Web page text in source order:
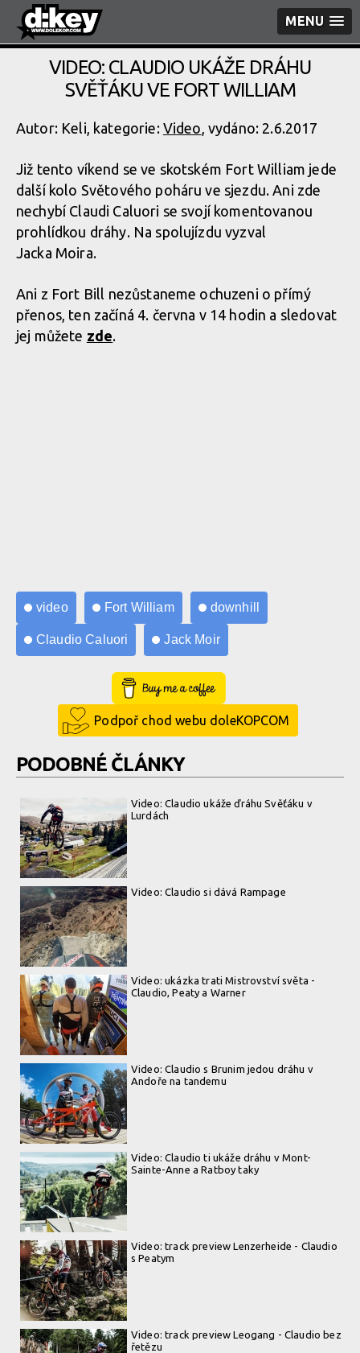
MENU
VIDEO: CLAUDIO UKÁŽE DRÁHU
SVĚŤÁKU VE FORT WILLIAM
Autor: Keli, kategorie: Video, vydáno: 2.6.2017
Již tento víkend se ve skotském Fort William jede
další kolo Světového poháru ve sjezdu. Ani zde
nechybí Claudi Caluori se svojí komentovanou
prohlídkou dráhy. Na spolujízdu vyzval
Jacka Moira.
Ani z Fort Bill nezůstaneme ochuzeni o přímý
přenos, ten začíná 4. června v 14 hodin a sledovat
jej můžete zde.
video Fort William downhill
Claudio Caluori Jack Moir
Buy Me a Coffee
Podpoř chod webu doleKOPCOM
PODOBNÉ ČLÁNKY
Video: Claudio ukáže ďráhu Svěťáku v
Lurdách
Video: Claudio si dává Rampage
Video: ukázka trati Mistrovství světa -
Claudio, Peaty a Warner
Video: Claudio s Brunim jedou dráhu v
Andoře na tandemu
Video: Claudio ti ukáže dráhu v Mont-
Sainte-Anne a Ratboy taky
Video: track preview Lenzerheide - Claudio
s Peatym
Video: track preview Leogang - Claudio bez
řetězu